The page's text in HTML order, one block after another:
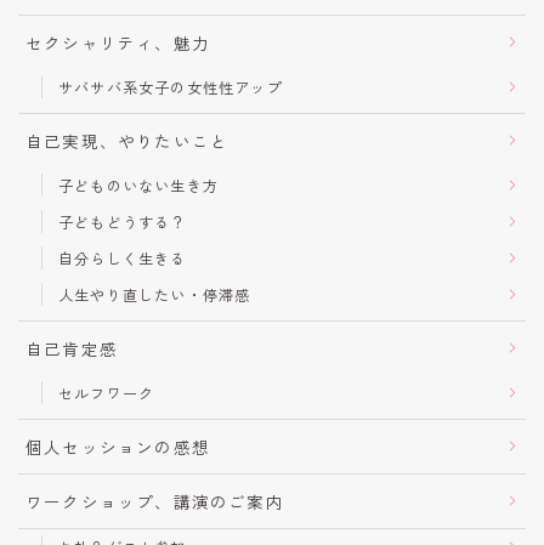
セクシャリティ、魅力
サバサバ系女子の女性性アップ
自己実現、やりたいこと
子どものいない生き方
子どもどうする？
自分らしく生きる
人生やり直したい・停滞感
自己肯定感
セルフワーク
個人セッションの感想
ワークショップ、講演のご案内